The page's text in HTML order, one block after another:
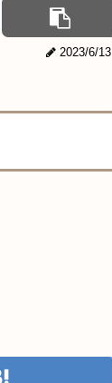
2023/6/13